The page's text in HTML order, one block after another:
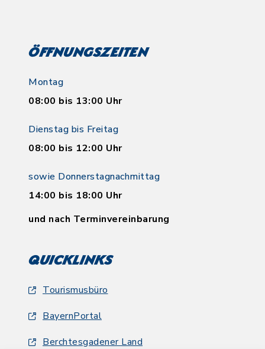
Öffnungszeiten
Montag
08:00 bis 13:00 Uhr
Dienstag bis Freitag
08:00 bis 12:00 Uhr
sowie Donnerstagnachmittag
14:00 bis 18:00 Uhr
und nach Terminvereinbarung
Quicklinks
Tourismusbüro
BayernPortal
Berchtesgadener Land